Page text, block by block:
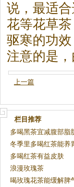
说，最适
花等花草茶
驱寒的功
注意的是
上一篇
栏目推荐
多喝黑茶宜减腹部脂
冬季里多喝红茶能养
多喝红茶有益皮肤
浪漫玫瑰茶
喝玫瑰花茶能缓解脾